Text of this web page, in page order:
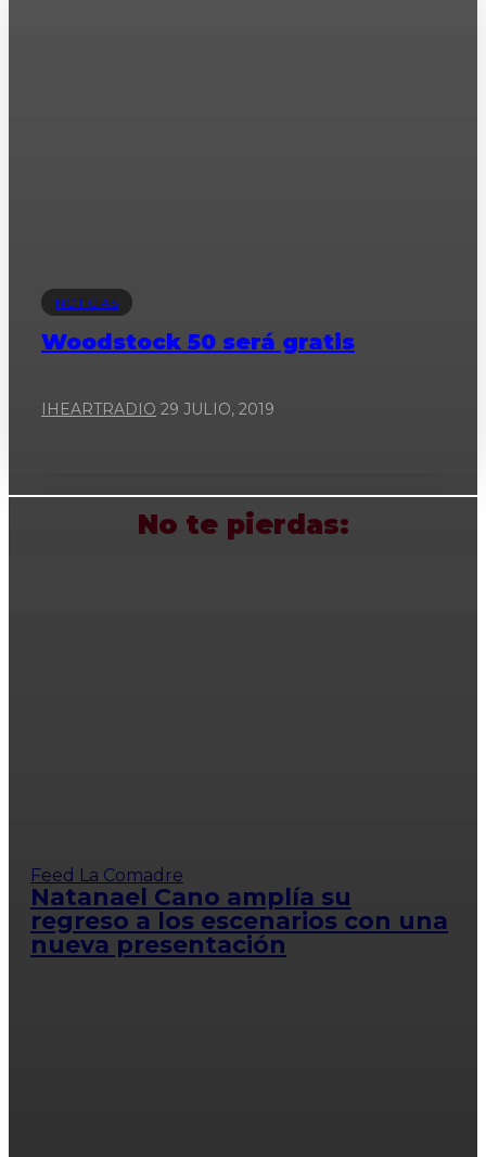
NOTICIAS
Woodstock 50 será gratis
IHEARTRADIO 29 JULIO, 2019
No te pierdas:
Feed La Comadre
Natanael Cano amplía su
regreso a los escenarios con una
nueva presentación